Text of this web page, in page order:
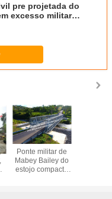
pre projetada do
excesso militar
Ponte militar de
Mabey Bailey do
estojo compacto